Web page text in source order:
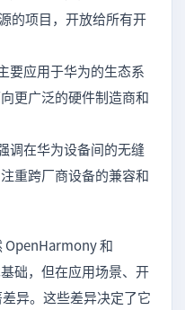
的项目，开放给所有开
要应用于华为的生态系
更广泛的硬件制造商和
调在华为设备间的无缝
重跨厂商设备的兼容和
OpenHarmony 和
础，但在应用场景、开
异。这些差异决定了它